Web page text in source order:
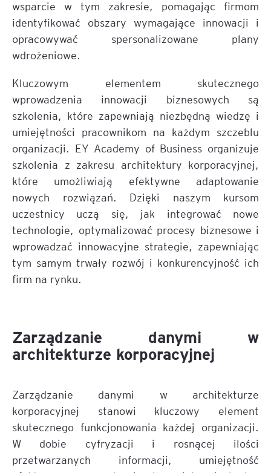
wsparcie w tym zakresie, pomagając firmom
identyfikować obszary wymagające innowacji i
opracowywać spersonalizowane plany
wdrożeniowe.
Kluczowym elementem skutecznego
wprowadzenia innowacji biznesowych są
szkolenia, które zapewniają niezbędną wiedzę i
umiejętności pracownikom na każdym szczeblu
organizacji. EY Academy of Business organizuje
szkolenia z zakresu architektury korporacyjnej,
które umożliwiają efektywne adaptowanie
nowych rozwiązań. Dzięki naszym kursom
uczestnicy uczą się, jak integrować nowe
technologie, optymalizować procesy biznesowe i
wprowadzać innowacyjne strategie, zapewniając
tym samym trwały rozwój i konkurencyjność ich
firm na rynku.
Zarządzanie danymi w
architekturze korporacyjnej
Zarządzanie danymi w architekturze
korporacyjnej stanowi kluczowy element
skutecznego funkcjonowania każdej organizacji.
W dobie cyfryzacji i rosnącej ilości
przetwarzanych informacji, umiejętność